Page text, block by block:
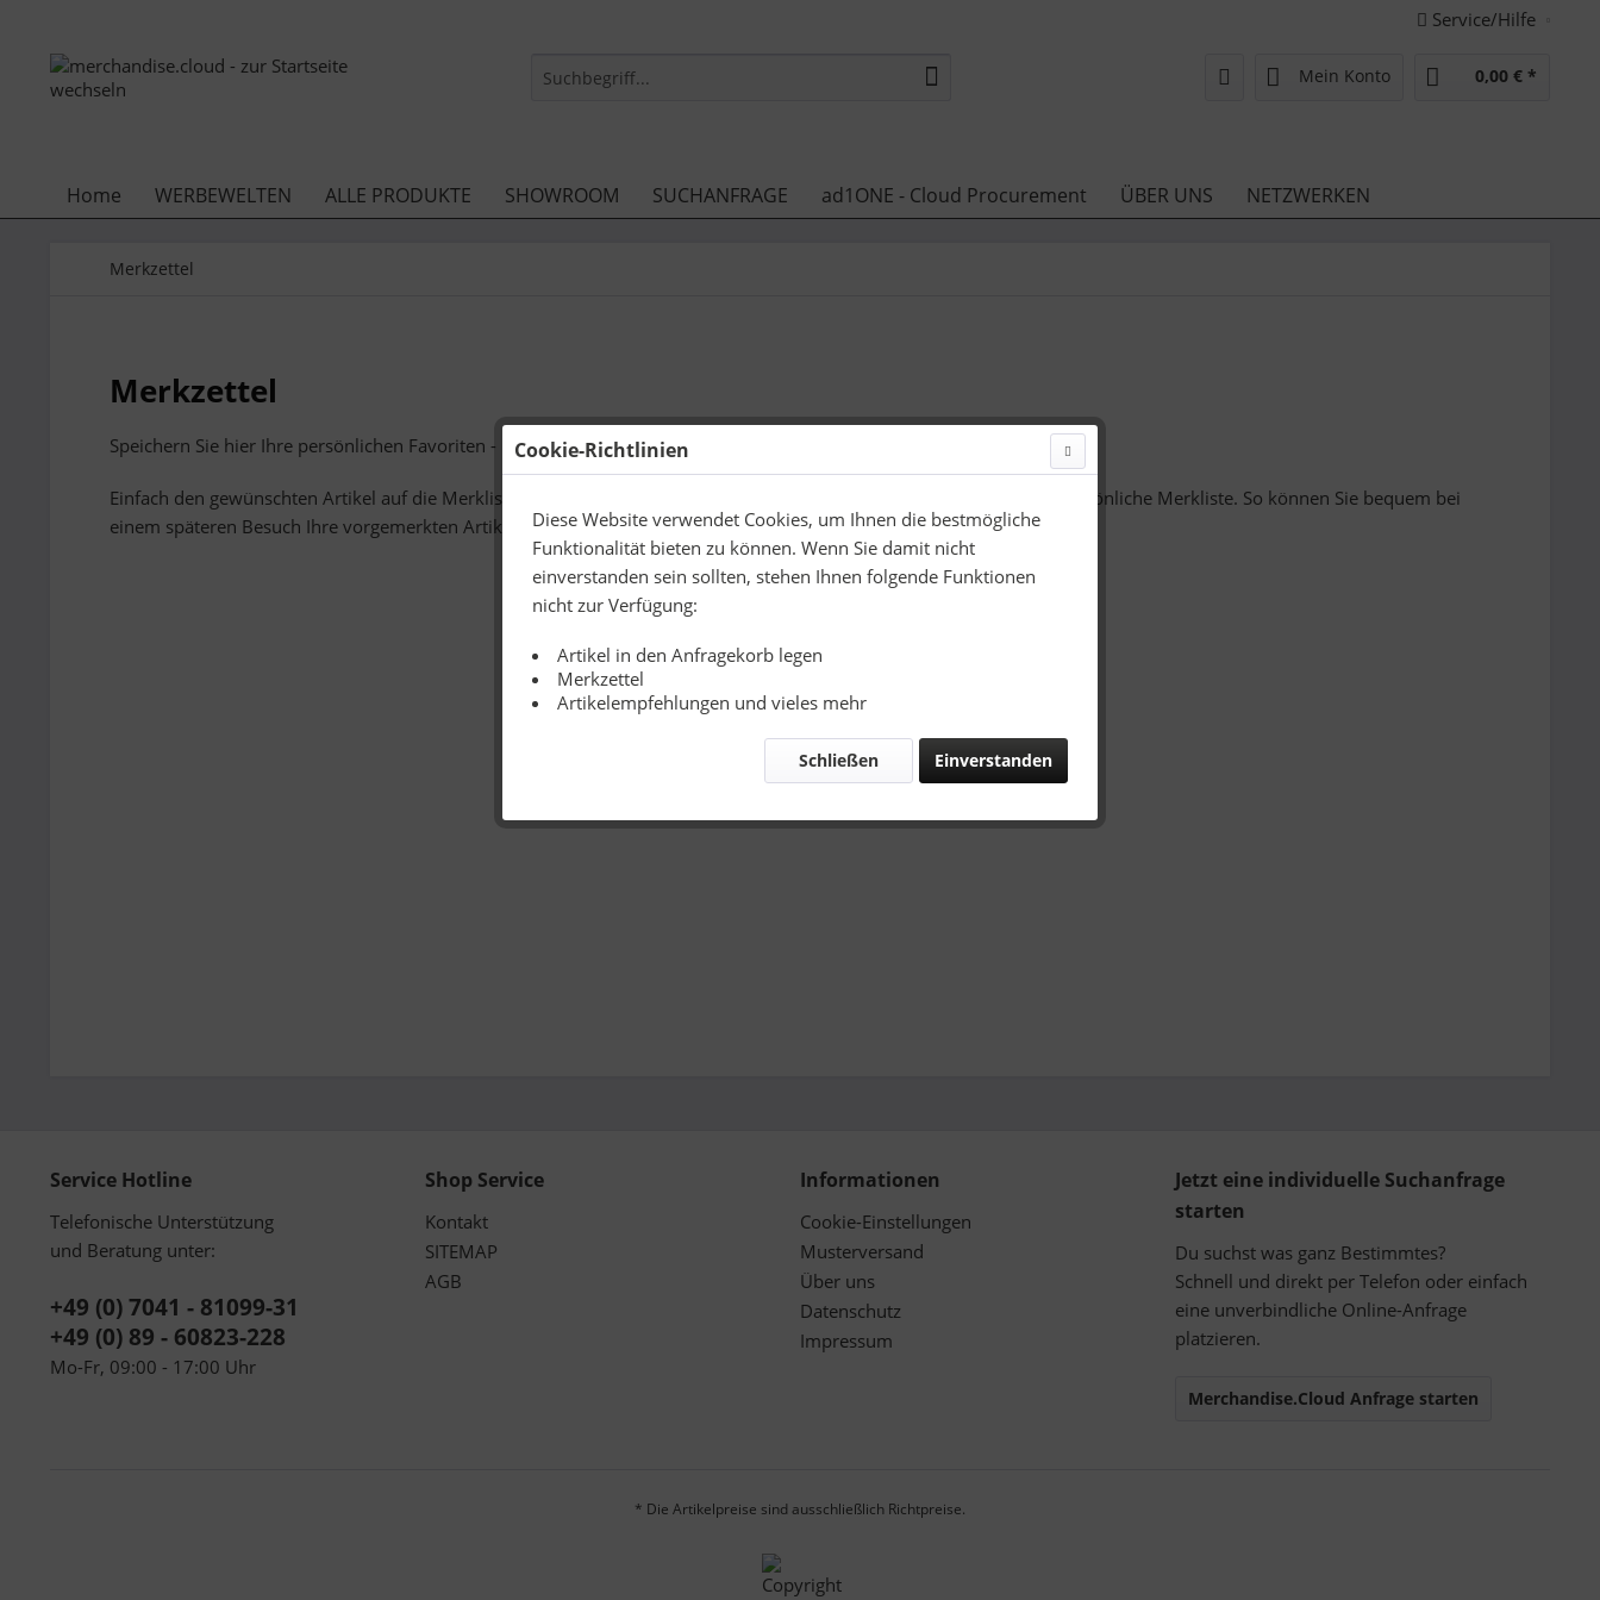
Service/Hilfe
Mein Konto 0,00 € *
Home WERBEWELTEN ALLE PRODUKTE SHOWROOM SUCHANFRAGE ad1ONE - Cloud Procurement ÜBER UNS NETZWERKEN
Merkzettel
Merkzettel
Speichern Sie hier Ihre persönlichen Favoriten - bis Sie das nächste Mal bei uns sind.
Einfach den gewünschten Artikel auf die Merkliste setzen und merchandise.cloud speichert für Sie automatisch Ihre persönliche Merkliste. So können Sie bequem bei
einem späteren Besuch Ihre vorgemerkten Artikel wieder abrufen.
Service Hotline
Telefonische Unterstützung
und Beratung unter:
+49 (0) 7041 - 81099-31
+49 (0) 89 - 60823-228
Mo-Fr, 09:00 - 17:00 Uhr
Shop Service
Kontakt
SITEMAP
AGB
Informationen
Cookie-Einstellungen
Musterversand
Über uns
Datenschutz
Impressum
Jetzt eine individuelle Suchanfrage
starten
Du suchst was ganz Bestimmtes?
Schnell und direkt per Telefon oder einfach
eine unverbindliche Online-Anfrage
platzieren.
Merchandise.Cloud Anfrage starten
* Die Artikelpreise sind ausschließlich Richtpreise.
Cookie-Richtlinien
Diese Website verwendet Cookies, um Ihnen die bestmögliche
Funktionalität bieten zu können. Wenn Sie damit nicht
einverstanden sein sollten, stehen Ihnen folgende Funktionen
nicht zur Verfügung:
Artikel in den Anfragekorb legen
Merkzettel
Artikelempfehlungen und vieles mehr
Einverstanden
Schließen